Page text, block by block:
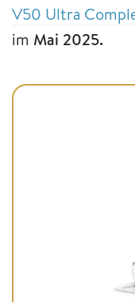
V50 Ultra
im Mai 2025.